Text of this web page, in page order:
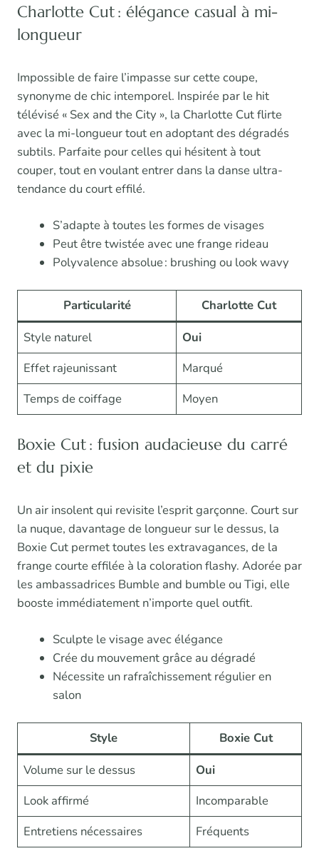
Charlotte Cut : élégance casual à mi-
longueur
Impossible de faire l’impasse sur cette coupe,
synonyme de chic intemporel. Inspirée par le hit
télévisé « Sex and the City », la Charlotte Cut flirte
avec la mi-longueur tout en adoptant des dégradés
subtils. Parfaite pour celles qui hésitent à tout
couper, tout en voulant entrer dans la danse ultra-
tendance du court effilé.
S’adapte à toutes les formes de visages
Peut être twistée avec une frange rideau
Polyvalence absolue : brushing ou look wavy
Particularité
Charlotte Cut
Style naturel
Oui
Effet rajeunissant
Marqué
Temps de coiffage
Moyen
Boxie Cut : fusion audacieuse du carré
et du pixie
Un air insolent qui revisite l’esprit garçonne. Court sur
la nuque, davantage de longueur sur le dessus, la
Boxie Cut permet toutes les extravagances, de la
frange courte effilée à la coloration flashy. Adorée par
les ambassadrices Bumble and bumble ou Tigi, elle
booste immédiatement n’importe quel outfit.
Sculpte le visage avec élégance
Crée du mouvement grâce au dégradé
Nécessite un rafraîchissement régulier en
salon
Style
Boxie Cut
Volume sur le dessus
Oui
Look affirmé
Incomparable
Entretiens nécessaires
Fréquents